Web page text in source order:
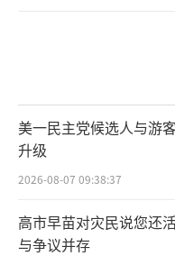
美一民主党候选人与游
升级
2026-08-07 09:38:37
高市早苗对灾民说您还
与争议并存